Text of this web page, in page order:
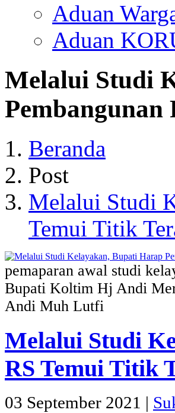
Aduan
Aduan
Melalui Studi
Pembangunan
Beranda
Post
Melalui Studi
Temui Titik
pemaparan awal studi
Bupati Koltim Hj Andi
Andi Muh Lutfi
Melalui Studi
RS Temui Titik
03 September 2021 |